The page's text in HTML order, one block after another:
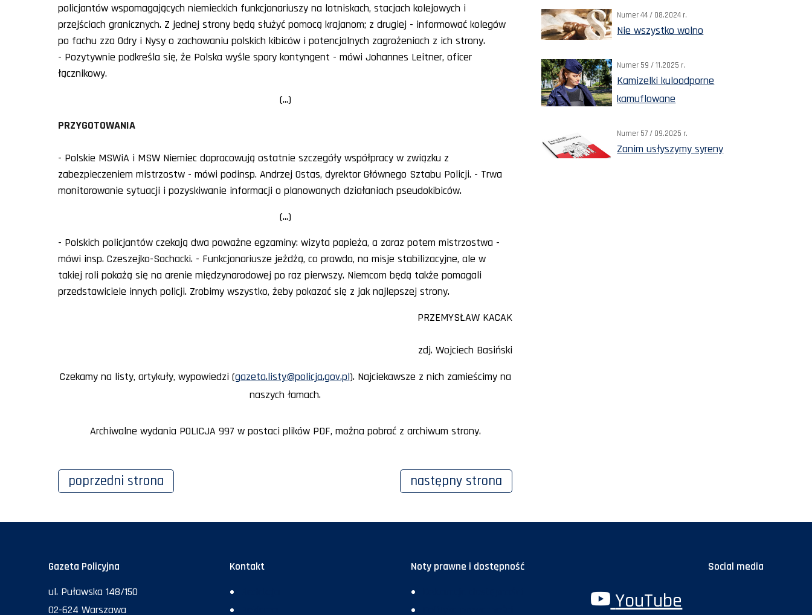
policjantów wspomagających niemieckich funkcjonariuszy na lotniskach, stacjach kolejowych i
przejściach granicznych. Z jednej strony będą służyć pomocą krajanom; z drugiej - informować kolegów
po fachu zza Odry i Nysy o zachowaniu polskich kibiców i potencjalnych zagrożeniach z ich strony.
- Pozytywnie podkreśla się, że Polska wyśle spory kontyngent - mówi Johannes Leitner, oficer
łącznikowy.
(...)
PRZYGOTOWANIA
- Polskie MSWiA i MSW Niemiec dopracowują ostatnie szczegóły współpracy w związku z
zabezpieczeniem mistrzostw - mówi podinsp. Andrzej Ostas, dyrektor Głównego Sztabu Policji. - Trwa
monitorowanie sytuacji i pozyskiwanie informacji o planowanych działaniach pseudokibiców.
(...)
- Polskich policjantów czekają dwa poważne egzaminy: wizyta papieża, a zaraz potem mistrzostwa -
mówi insp. Czeszejko-Sochacki. - Funkcjonariusze jeżdżą, co prawda, na misje stabilizacyjne, ale w
takiej roli pokażą się na arenie międzynarodowej po raz pierwszy. Niemcom będą także pomagali
przedstawiciele innych policji. Zrobimy wszystko, żeby pokazać się z jak najlepszej strony.
PRZEMYSŁAW KACAK
zdj. Wojciech Basiński
Czekamy na listy, artykuły, wypowiedzi (gazeta.listy@policja.gov.pl). Najciekawsze z nich zamieścimy na
naszych łamach.
Archiwalne wydania POLICJA 997 w postaci plików PDF, można pobrać z archiwum strony.
poprzedni strona następny strona
Numer 44 / 08.2024 r.
Nie wszystko wolno
Numer 59 / 11.2025 r.
Kamizelki kuloodporne
kamuflowane
Numer 57 / 09.2025 r.
Zanim usłyszymy syreny
Gazeta Policyjna
ul. Puławska 148/150
02-624 Warszawa
Kontakt Noty prawne i dostępność Social media
YouTube